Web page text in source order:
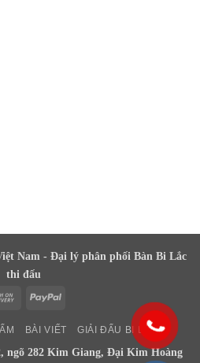
Nam - Đại lý phân phối Bàn Bi Lắc
thi đấu
Cash
Delivery
PayPal
BÀI VIẾT GIẢI ĐẤU BI LẮC
ngõ 282 Kim Giang, Đại Kim Hoàng